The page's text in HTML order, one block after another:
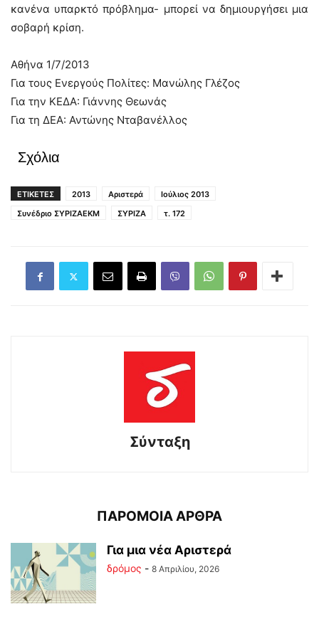
κανένα υπαρκτό πρόβλημα- μπορεί να δημιουργήσει μια
σοβαρή κρίση.
Αθήνα 1/7/2013
Για τους Ενεργούς Πολίτες: Μανώλης Γλέζος
Για την ΚΕΔΑ: Γιάννης Θεωνάς
Για τη ΔΕΑ: Αντώνης Νταβανέλλος
Σχόλια
ΕΤΙΚΕΤΕΣ 2013 Αριστερά
Ιούλιος 2013
Συνέδριο ΣΥΡΙΖΑΕΚΜ
ΣΥΡΙΖΑ τ. 172
Σύνταξη
ΠΑΡΟΜΟΙΑ ΑΡΘΡΑ
Για μια νέα Αριστερά
δρόμος - 8 Απριλίου, 2026